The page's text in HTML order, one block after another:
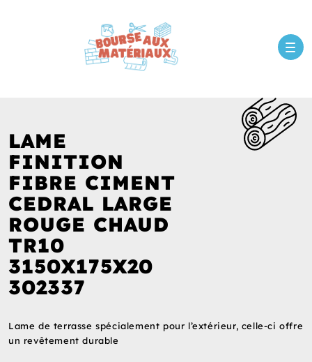
LAME
FINITION
FIBRE CIMENT
CEDRAL LARGE
ROUGE CHAUD
TR10
3150X175X20
302337
Lame de terrasse spécialement pour l’extérieur, celle-ci offre
un revêtement durable